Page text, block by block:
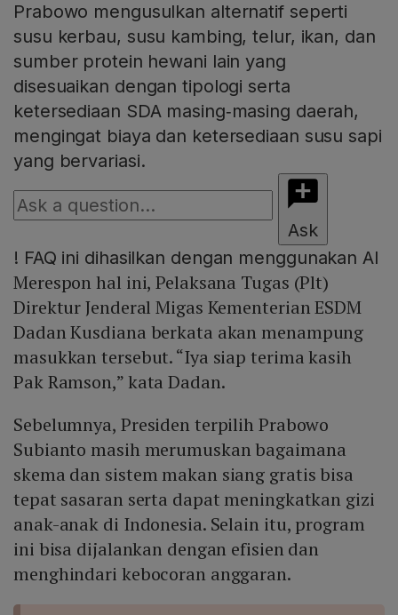
Prabowo mengusulkan alternatif seperti
susu kerbau, susu kambing, telur, ikan, dan
sumber protein hewani lain yang
disesuaikan dengan tipologi serta
ketersediaan SDA masing‑masing daerah,
mengingat biaya dan ketersediaan susu sapi
yang bervariasi.
Ask
! FAQ ini dihasilkan dengan menggunakan AI
Merespon hal ini, Pelaksana Tugas (Plt)
Direktur Jenderal Migas Kementerian ESDM
Dadan Kusdiana berkata akan menampung
masukkan tersebut. “Iya siap terima kasih
Pak Ramson,” kata Dadan.
Sebelumnya, Presiden terpilih Prabowo
Subianto masih merumuskan bagaimana
skema dan sistem makan siang gratis bisa
tepat sasaran serta dapat meningkatkan gizi
anak-anak di Indonesia. Selain itu, program
ini bisa dijalankan dengan efisien dan
menghindari kebocoran anggaran.